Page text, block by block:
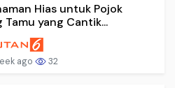
Hias untuk Pojok
Tamu yang Cantik...
ago 32